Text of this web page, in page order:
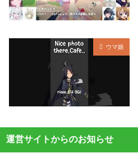
ウマ娘
運営サイトからのお知らせ